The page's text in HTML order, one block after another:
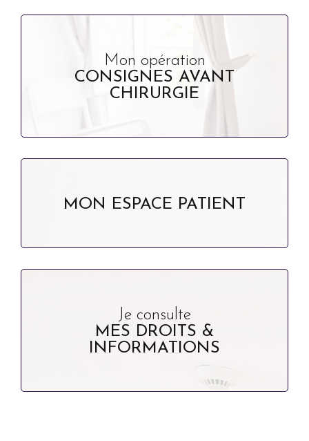
Mon opération
CONSIGNES AVANT
CHIRURGIE
MON ESPACE PATIENT
Je consulte
MES DROITS &
INFORMATIONS